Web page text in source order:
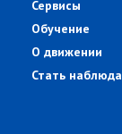
Сервисы
Обучение
О движении
Стать